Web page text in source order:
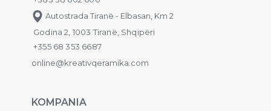
Autostrada Tiranë - Elbasan, Km 2
Godina 2, 1003 Tiranë, Shqipëri
+355 68 353 6687
online@kreativqeramika.com
KOMPANIA